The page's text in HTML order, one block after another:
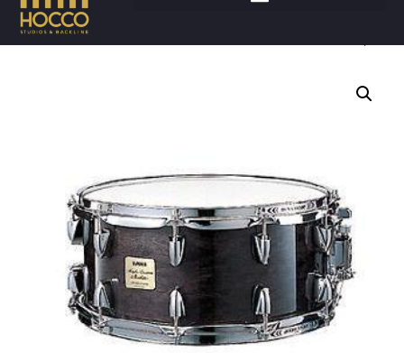
Accueil/Batteries